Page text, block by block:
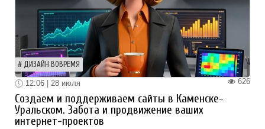
ДИЗАЙН ВОВРЕМЯ
626
12:06 | 28 июля
Создаем и поддерживаем сайты в Каменске-
Уральском. Забота и продвижение ваших
интернет-проектов